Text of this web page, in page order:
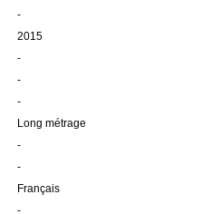
-
2015
-
-
-
Long métrage
-
-
Français
-